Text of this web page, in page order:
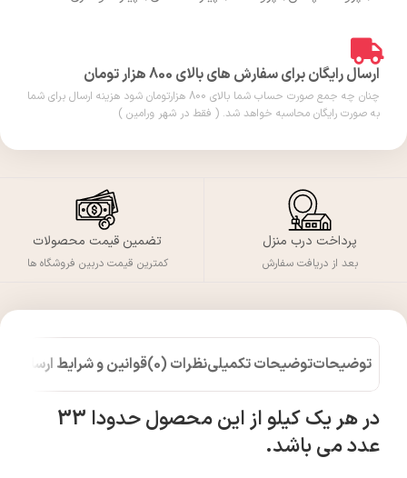
ارسال رایگان برای سفارش های بالای 800 هزار تومان
چنان چه جمع صورت حساب شما بالای 800 هزارتومان شود هزینه ارسال برای شما
به صورت رایگان محاسبه خواهد شد. ( فقط در شهر ورامین )
پرداخت درب منزل
بعد از دریافت سفارش
تضمین قیمت محصولات
کمترین قیمت دربین فروشگاه ها
توضیحاتتوضیحات تکمیلینظرات (0) قوانین و شرایط ارسال
در هر یک کیلو از این محصول حدودا 33
عدد می باشد.